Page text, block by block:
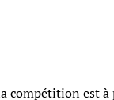
compétition est